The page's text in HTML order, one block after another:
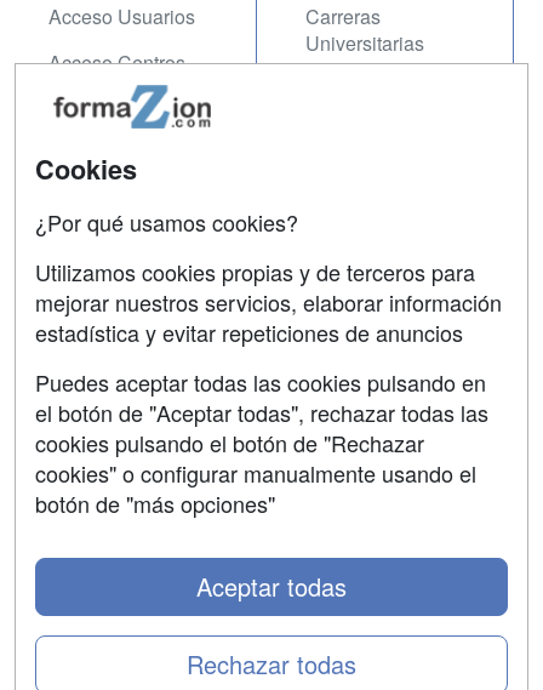
Acceso Usuarios
Acceso Centros
Carreras
Universitarias
Contactar
Copyleft
Grupo formazion:
Cookies
¿Por qué usamos cookies?
Utilizamos cookies propias y de terceros para
mejorar nuestros servicios, elaborar información
estadística y evitar repeticiones de anuncios
Puedes aceptar todas las cookies pulsando en
el botón de "Aceptar todas", rechazar todas las
cookies pulsando el botón de "Rechazar
cookies" o configurar manualmente usando el
botón de "más opciones"
Rechazar todas
Aceptar todas